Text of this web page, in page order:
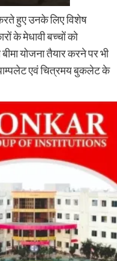
करते हुए उनके लिए विशेष
के मेधावी बच्चों को
योजना तैयार करने पर भी
एवं चित्रमय बुकलेट के